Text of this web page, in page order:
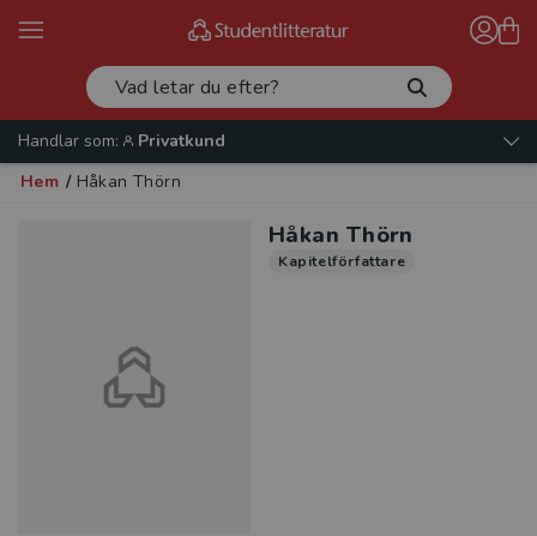
Handlar som:
Privatkund
Hem / Håkan Thörn
Håkan Thörn
Kapitelförfattare